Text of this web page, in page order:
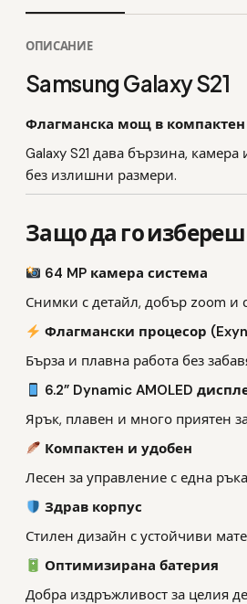
ОПИСАНИЕ
Samsung Galaxy S21
Флагманска мощ в
Galaxy S21 дава бързина,
без излишни размери.
Защо да го
64 MP камера система
Снимки с детайл, добър zoom и
Флагмански процесор
Бърза и плавна работа без
6.2” Dynamic AMOLED
Ярък, плавен и много приятен
Компактен и удобен
Лесен за управление с една
Здрав корпус
Стилен дизайн с устойчиви
Оптимизирана батерия
Добра издръжливост за целия